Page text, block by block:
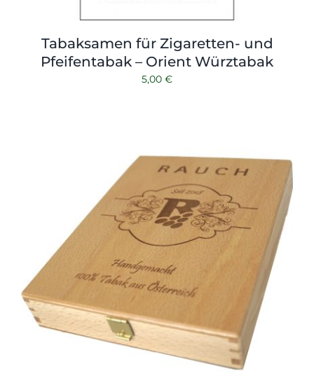
Tabaksamen für Zigaretten- und
Pfeifentabak – Orient Würztabak
5,00 €